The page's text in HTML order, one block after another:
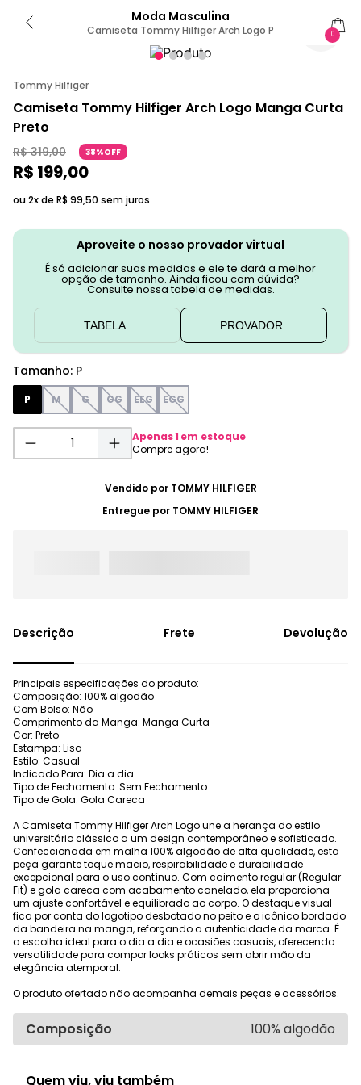
Moda Masculina
Camiseta Tommy Hilfiger Arch Logo P 0
Tommy Hilfiger
Camiseta Tommy Hilfiger Arch Logo Manga Curta
Preto
R$ 319,00 38%OFF
R$ 199,00
ou 2x de R$ 99,50 sem juros
Aproveite o nosso provador virtual
É só adicionar suas medidas e ele te dará a melhor
opção de tamanho. Ainda ficou com dúvida?
Consulte nossa tabela de medidas.
PROVADOR
TABELA
Tamanho: P
P M G GG EEG EGG
Apenas1 em estoque
Vendido por TOMMY HILFIGER
Entregue por TOMMY HILFIGER
Frete Devolução
Principais especificações do produto:
Composição: 100% algodão
Com Bolso: Não
Comprimento da Manga: Manga Curta
Cor: Preto
Estampa: Lisa
Estilo: Casual
Indicado Para: Dia a dia
Tipo de Fechamento: Sem Fechamento
Tipo de Gola: Gola Careca
A Camiseta Tommy Hilfiger Arch Logo une a herança do estilo
universitário clássico a um design contemporâneo e sofisticado.
Confeccionada em malha 100% algodão de alta qualidade, esta
peça garante toque macio, respirabilidade e durabilidade
excepcional para o uso contínuo. Com caimento regular (Regular
Fit) e gola careca com acabamento canelado, ela proporciona
um ajuste confortável e equilibrado ao corpo. O destaque visual
fica por conta do logotipo desbotado no peito e o icônico bordado
da bandeira na manga, reforçando a autenticidade da marca. É
a escolha ideal para o dia a dia e ocasiões casuais, oferecendo
versatilidade para compor looks práticos sem abrir mão da
elegância atemporal.
O produto ofertado não acompanha demais peças e acessórios.
Composição 100% algodão
Quem viu, viu também